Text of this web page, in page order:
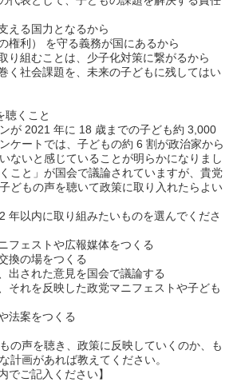
える国力となるから
権利） を守る義務が国にあるから
り組むことは、少子化対策に繋がるから
く社会課題を、未来の子どもに残してはい
聴くこと
が 2021 年に 18 歳までの子ども約 3,000
ケートでは、子どもの約 6 割が政治家から
ないと感じていることが明らかになりまし
こと」が国会で議論されていますが、貴党
どもの声を聴いて政策に取り入れたらよい
年以内に取り組みたいものを選んでくださ
フェストや広報媒体をつくる
換の場をつくる
出された意見を国会で議論する
それを反映した政党マニフェストや子ども
法案をつくる
の声を聴き、政策に反映していくのか、も
計画があれば教えてください。
でご記入ください】